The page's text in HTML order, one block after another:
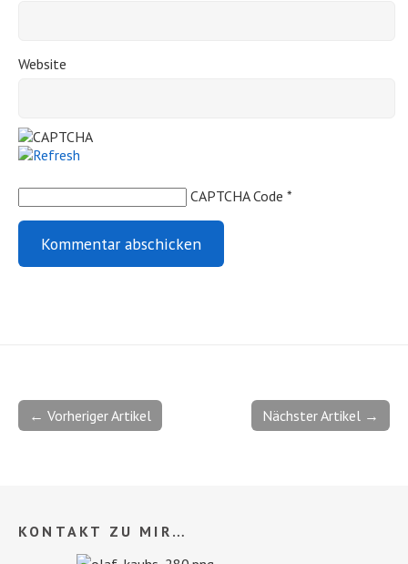
Website
CAPTCHA Code *
Nächster Artikel →
← Vorheriger Artikel
KONTAKT ZU MIR…